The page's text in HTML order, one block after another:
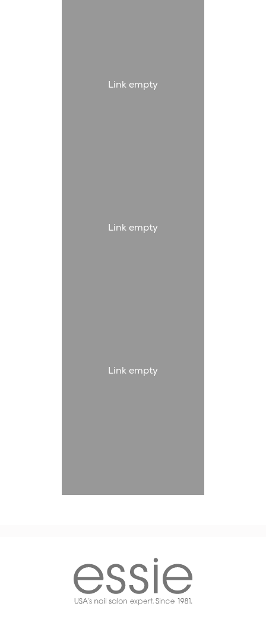
Link empty
Link empty
Link empty